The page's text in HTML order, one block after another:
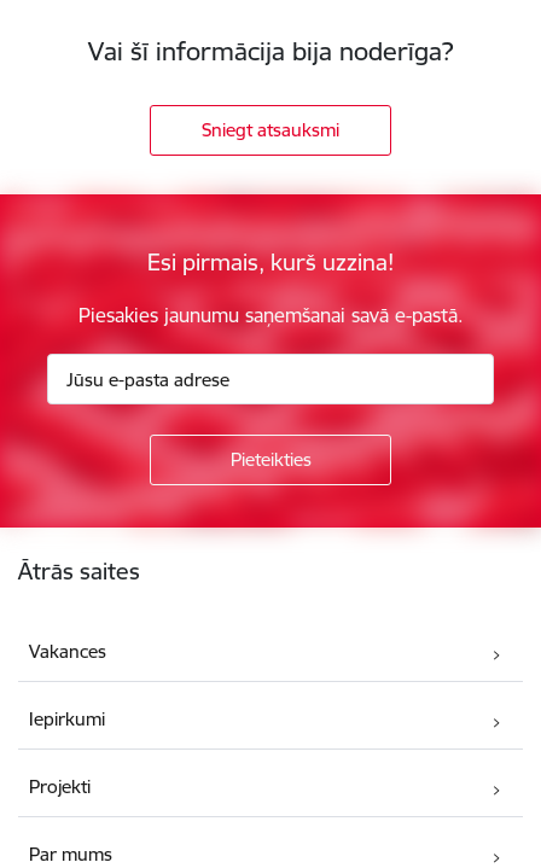
Vai šī informācija bija noderīga?
Sniegt atsauksmi
Esi pirmais, kurš uzzina!
Piesakies jaunumu saņemšanai savā e-pastā.
Ātrās saites
Vakances
Iepirkumi
Projekti
Par mums